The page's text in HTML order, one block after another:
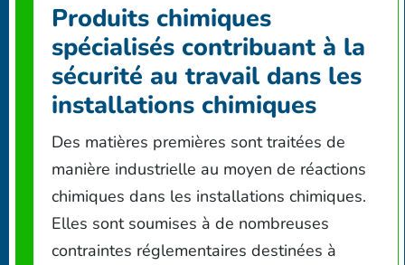
Produits chimiques
spécialisés contribuant à la
sécurité au travail dans les
installations chimiques
Des matières premières sont traitées de
manière industrielle au moyen de réactions
chimiques dans les installations chimiques.
Elles sont soumises à de nombreuses
contraintes réglementaires destinées à